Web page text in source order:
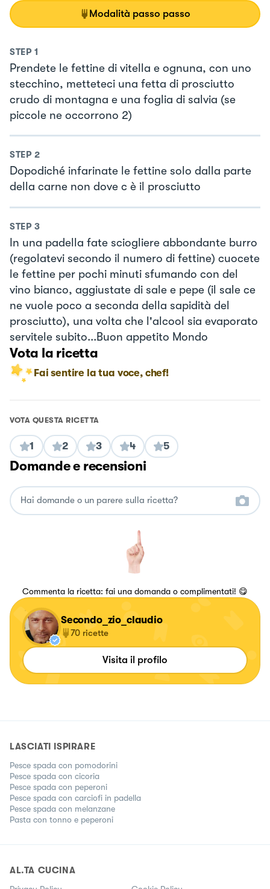
Modalità passo passo
STEP 1
Prendete le fettine di vitella e ognuna, con uno
stecchino, metteteci una fetta di prosciutto
crudo di montagna e una foglia di salvia (se
piccole ne occorrono 2)
STEP 2
Dopodiché infarinate le fettine solo dalla parte
della carne non dove c è il prosciutto
STEP 3
In una padella fate sciogliere abbondante burro
(regolatevi secondo il numero di fettine) cuocete
le fettine per pochi minuti sfumando con del
vino bianco, aggiustate di sale e pepe (il sale ce
ne vuole poco a seconda della sapidità del
prosciutto), una volta che l'alcool sia evaporato
servitele subito...Buon appetito Mondo
Vota la ricetta
Fai sentire la tua voce, chef!
VOTA QUESTA RICETTA
1 2 3 4 5
Domande e recensioni
Commenta la ricetta: fai una domanda o complimentati! 😋
Secondo_zio_claudio
70 ricette
Visita il profilo
LASCIATI ISPIRARE
Pesce spada con pomodorini
Pesce spada con cicoria
Pesce spada con peperoni
Pesce spada con carciofi in padella
Pesce spada con melanzane
Pasta con tonno e peperoni
AL.TA CUCINA